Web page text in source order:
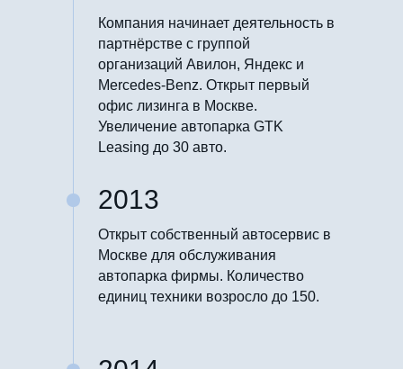
Компания начинает деятельность в
партнёрстве с группой
организаций Авилон, Яндекс и
Mercedes-Benz. Открыт первый
офис лизинга в Москве.
Увеличение автопарка GTK
Leasing до 30 авто.
2013
Открыт собственный автосервис в
Москве для обслуживания
автопарка фирмы. Количество
единиц техники возросло до 150.